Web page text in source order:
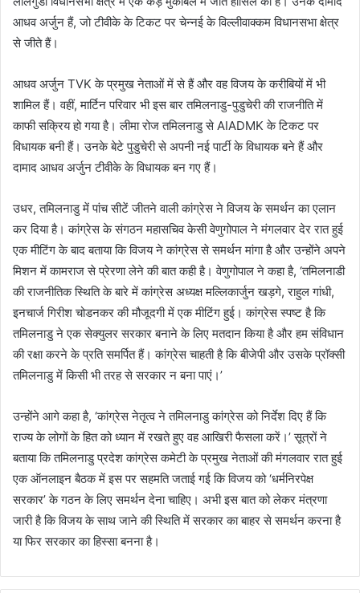
आधव अर्जुन हैं, जो टीवीके के टिकट पर चेन्नई के विल्लीवाक्कम विधानसभा क्षेत्र
से जीते हैं।
आधव अर्जुन TVK के प्रमुख नेताओं में से हैं और वह विजय के करीबियों में भी
शामिल हैं। वहीं, मार्टिन परिवार भी इस बार तमिलनाडु-पुडुचेरी की राजनीति में
काफी सक्रिय हो गया है। लीमा रोज तमिलनाडु से AIADMK के टिकट पर
विधायक बनी हैं। उनके बेटे पुडुचेरी से अपनी नई पार्टी के विधायक बने हैं और
दामाद आधव अर्जुन टीवीके के विधायक बन गए हैं।
उधर, तमिलनाडु में पांच सीटें जीतने वाली कांग्रेस ने विजय के समर्थन का एलान
कर दिया है। कांग्रेस के संगठन महासचिव केसी वेणुगोपाल ने मंगलवार देर रात हुई
एक मीटिंग के बाद बताया कि विजय ने कांग्रेस से समर्थन मांगा है और उन्होंने अपने
मिशन में कामराज से प्रेरणा लेने की बात कही है। वेणुगोपाल ने कहा है, ‘तमिलनाडी
की राजनीतिक स्थिति के बारे में कांग्रेस अध्यक्ष मल्लिकार्जुन खड़गे, राहुल गांधी,
इनचार्ज गिरीश चोडनकर की मौजूदगी में एक मीटिंग हुई। कांग्रेस स्पष्ट है कि
तमिलनाडु ने एक सेक्युलर सरकार बनाने के लिए मतदान किया है और हम संविधान
की रक्षा करने के प्रति समर्पित हैं। कांग्रेस चाहती है कि बीजेपी और उसके प्रॉक्सी
तमिलनाडु में किसी भी तरह से सरकार न बना पाएं।’
उन्होंने आगे कहा है, ‘कांग्रेस नेतृत्व ने तमिलनाडु कांग्रेस को निर्देश दिए हैं कि
राज्य के लोगों के हित को ध्यान में रखते हुए वह आखिरी फैसला करें।’ सूत्रों ने
बताया कि तमिलनाडु प्रदेश कांग्रेस कमेटी के प्रमुख नेताओं की मंगलवार रात हुई
एक ऑनलाइन बैठक में इस पर सहमति जताई गई कि विजय को ‘धर्मनिरपेक्ष
सरकार’ के गठन के लिए समर्थन देना चाहिए। अभी इस बात को लेकर मंत्रणा
जारी है कि विजय के साथ जाने की स्थिति में सरकार का बाहर से समर्थन करना है
या फिर सरकार का हिस्सा बनना है।